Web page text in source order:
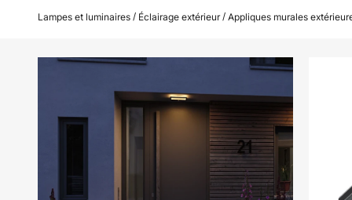
Lampes et luminaires Éclairage extérieur Appliques murales
Skip
end